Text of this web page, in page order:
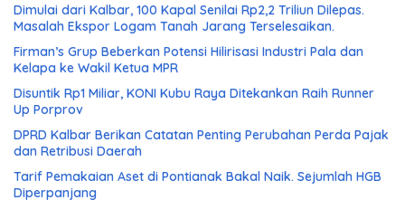
Dimulai dari Kalbar, 100 Kapal Senilai Rp2,2 Triliun Dilepas.
Masalah Ekspor Logam Tanah Jarang Terselesaikan.
Firman’s Grup Beberkan Potensi Hilirisasi Industri Pala dan
Kelapa ke Wakil Ketua MPR
Disuntik Rp1 Miliar, KONI Kubu Raya Ditekankan Raih Runner
Up Porprov
DPRD Kalbar Berikan Catatan Penting Perubahan Perda Pajak
dan Retribusi Daerah
Tarif Pemakaian Aset di Pontianak Bakal Naik. Sejumlah HGB
Diperpanjang